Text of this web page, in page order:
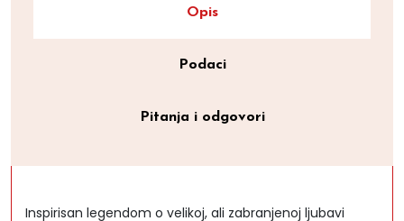
Opis
Podaci
Pitanja i odgovori
Inspirisan legendom o velikoj, ali zabranjenoj ljubavi